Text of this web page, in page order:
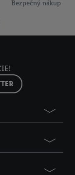
Bezpečný nákup